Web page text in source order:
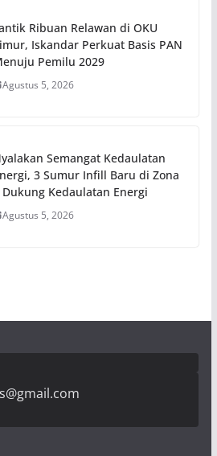
Ribuan Relawan di OKU
Iskandar Perkuat Basis PAN
Pemilu 2029
Agustus 5, 2026
Semangat Kedaulatan
3 Sumur Infill Baru di Zona
Dukung Kedaulatan Energi
Agustus 5, 2026